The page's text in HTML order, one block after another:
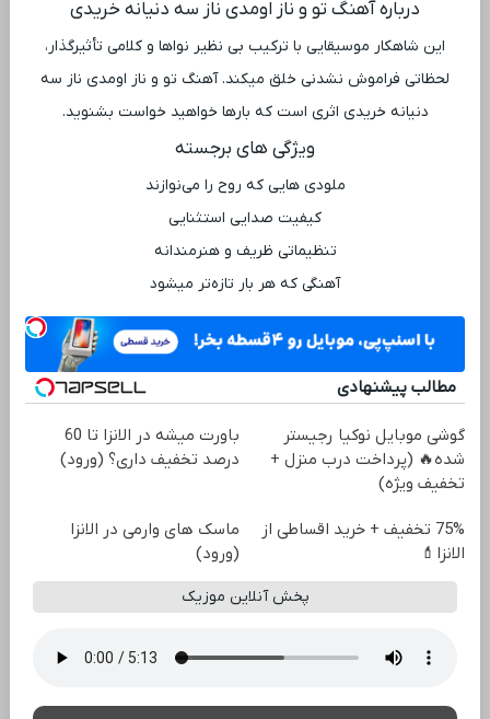
درباره آهنگ تو و ناز اومدی ناز سه دنیانه خریدی
این شاهکار موسیقایی با ترکیب بی ‌نظیر نواها و کلامی تأثیرگذار،
لحظاتی فراموش ‌نشدنی خلق میکند. آهنگ تو و ناز اومدی ناز سه
دنیانه خریدی اثری است که بارها خواهید خواست بشنوید.
ویژگی ‌های برجسته
ملودی ‌هایی که روح را می‌نوازند
کیفیت صدایی استثنایی
تنظیماتی ظریف و هنرمندانه
آهنگی که هر بار تازه‌تر میشود
مطالب پیشنهادی
گوشی موبایل نوکیا رجیستر
شده🔥 (پرداخت درب منزل +
تخفیف ویژه)
باورت میشه در الانزا تا 60
درصد تخفیف داری؟ (ورود)
75% تخفیف + خرید اقساطی از
الانزا💄
ماسک های وارمی در الانزا
(ورود)
پخش آنلاین موزیک